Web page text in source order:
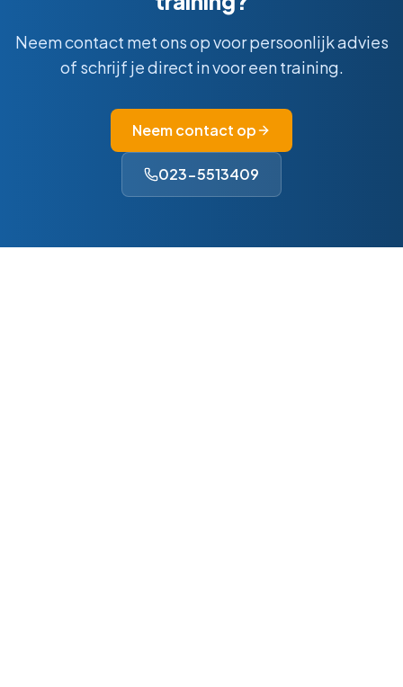
Neem contact met ons op voor persoonlijk advies
of schrijf je direct in voor een training.
Neem contact op
023-5513409